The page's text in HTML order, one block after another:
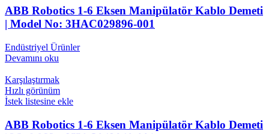
ABB Robotics 1-6 Eksen Manipülatör Kablo Demeti
| Model No: 3HAC029896-001
Endüstriyel Ürünler
Devamını oku
Karşılaştırmak
Hızlı görünüm
İstek listesine ekle
ABB Robotics 1-6 Eksen Manipülatör Kablo Demeti